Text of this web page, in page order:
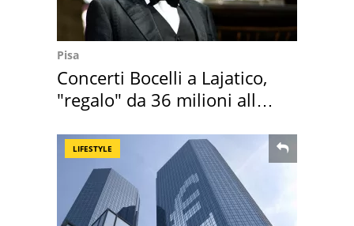
Pisa
Concerti Bocelli a Lajatico,
"regalo" da 36 milioni alla
LIFESTYLE